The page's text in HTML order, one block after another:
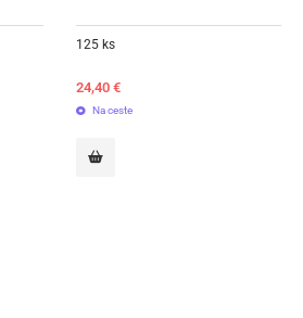
125 ks
24,40 €
Na ceste